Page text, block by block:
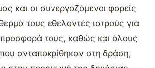
και οι συνεργαζόμενοι φορείς
τους εθελοντές ιατρούς για
προσφορά τους, καθώς και όλους
ανταποκρίθηκαν στη δράση,